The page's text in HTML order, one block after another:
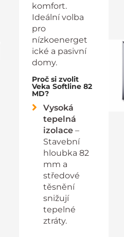
komfort.
Ideální volba
pro
nízkoenerget
ické a pasivní
domy.
Proč si zvolit
Veka Softline 82
MD?
Vysoká
tepelná
izolace –
Stavební
hloubka 82
mm a
středové
těsnění
snižují
tepelné
ztráty.